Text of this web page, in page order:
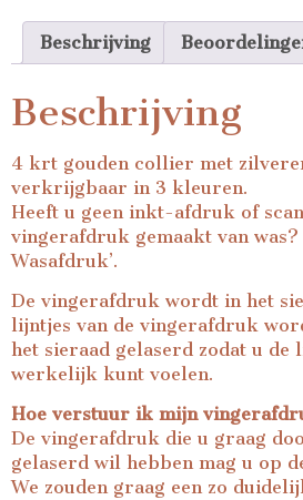
Beschrijving
Beschrijving
4 krt gouden collier met
verkrijgbaar in 3 kleuren.
Heeft u geen inkt-afdruk of
vingerafdruk gemaakt van was?
Wasafdruk’.
De vingerafdruk wordt in het
lijntjes van de vingerafdruk
het sieraad gelaserd zodat u de
werkelijk kunt voelen.
Hoe verstuur ik mijn
De vingerafdruk die u graag
gelaserd wil hebben mag u op
We zouden graag een zo